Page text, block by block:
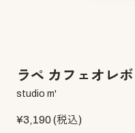
ラペ カフェオレ
studio m'
¥3,190(税込)